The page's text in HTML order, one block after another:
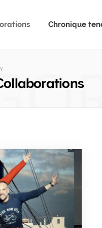
Chronique